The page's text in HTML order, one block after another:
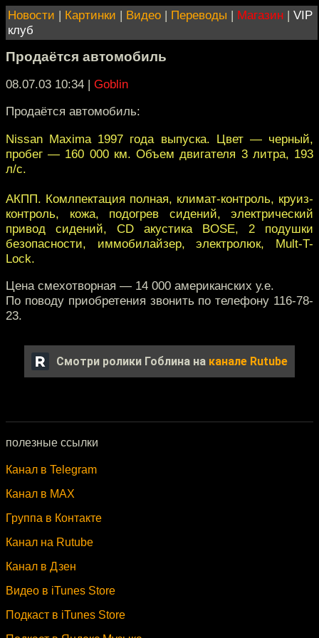
Новости | Картинки | Видео | Переводы | Магазин | VIP
клуб
Продаётся автомобиль
08.07.03 10:34 | Goblin
Продаётся автомобиль:
Nissan Maxima 1997 года выпуска. Цвет — черный,
пробег — 160 000 км. Объем двигателя 3 литра, 193
л/c.
АКПП. Комлпектация полная, климат-контроль, круиз-
контроль, кожа, подогрев сидений, электрический
привод сидений, CD акустика BOSE, 2 подушки
безопасности, иммобилайзер, электролюк, Mult-T-
Lock.
Цена смехотворная — 14 000 американских у.е.
По поводу приобретения звонить по телефону 116-78-
23.
Смотри ролики Гоблина на канале Rutube
полезные ссылки
Канал в Telegram
Канал в MAX
Группа в Контакте
Канал на Rutube
Канал в Дзен
Видео в iTunes Store
Подкаст в iTunes Store